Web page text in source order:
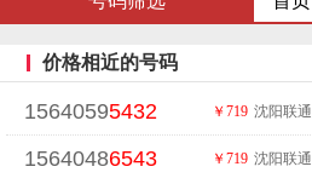
价格相近的号码
15640595432 沈阳联通
￥719
15640486543 沈阳联通
￥719